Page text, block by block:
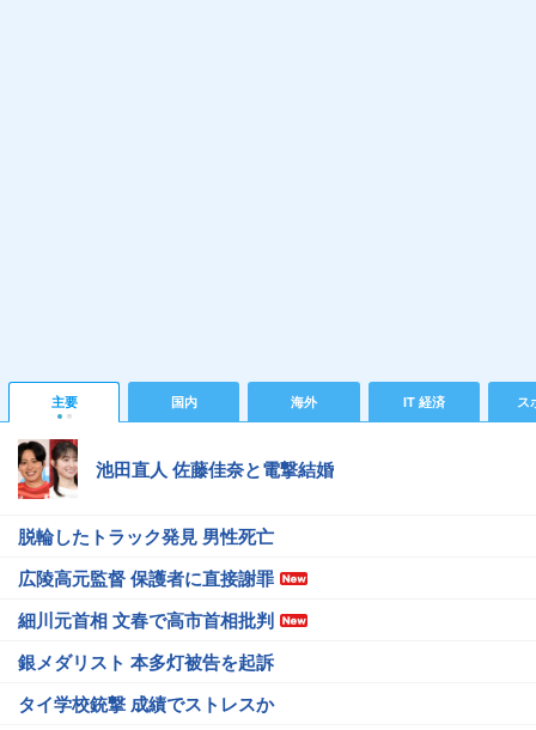
主要 国内 海外 IT 経済 ス
池田直人 佐藤佳奈と電撃結婚
脱輪したトラック発見 男性死亡
広陵高元監督 保護者に直接謝罪
細川元首相 文春で高市首相批判
銀メダリスト 本多灯被告を起訴
タイ学校銃撃 成績でストレスか